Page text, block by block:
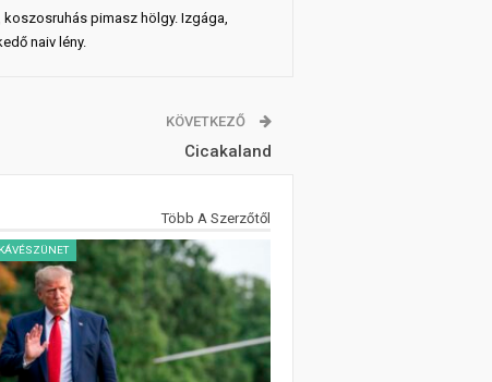
pimasz hölgy. Izgága,
naiv lény.
KÖVETKEZŐ
Cicakaland
Több A Szerzőtől
KÁVÉSZÜNET